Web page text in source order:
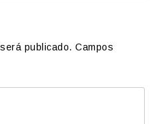
publicado. Campos